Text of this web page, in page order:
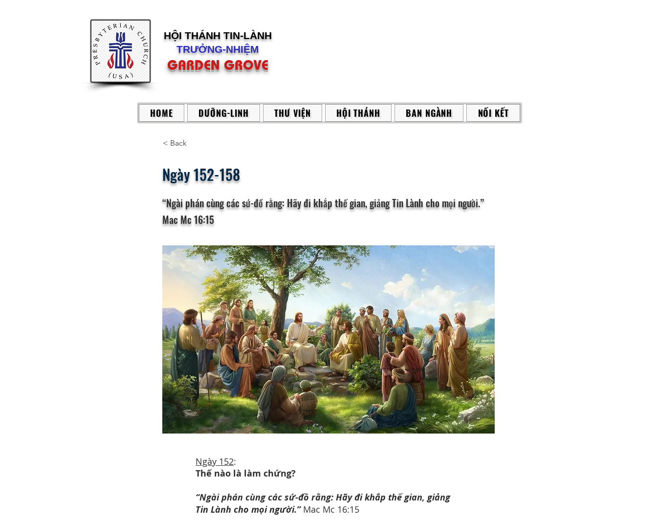
HỘI THÁNH TIN-LÀNH
TRƯỞNG-NHIỆM
GARDEN GROVE
HOME DƯỠNG-LINH THƯ VIỆN HỘI THÁNH BAN NGÀNH NỐI KẾT
< Back
Ngày 152-158
“Ngài phán cùng các sứ-đồ rằng: Hãy đi khắp thế gian, giảng Tin Lành cho mọi người.”
Mac Mc 16:15
Ngày 152:
Thế nào là làm chứng?
“Ngài phán cùng các sứ-đồ rằng: Hãy đi khắp thế gian, giảng
Tin Lành cho mọi người.”Mac Mc 16:15